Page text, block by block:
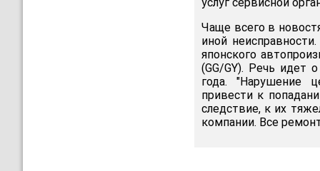
Чаще всего в
иной
японского
(GG/GY). Речь идет
года. "Нарушение
привести к
следствие, к их
компании. Все